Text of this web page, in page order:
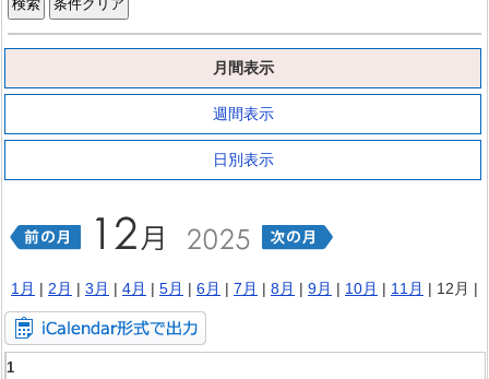
月間表示
週間表示
日別表示
1月 | 2月 | 3月 | 4月 | 5月 | 6月 | 7月 | 8月 | 9月 | 10月 | 11月 | 12月 |
1